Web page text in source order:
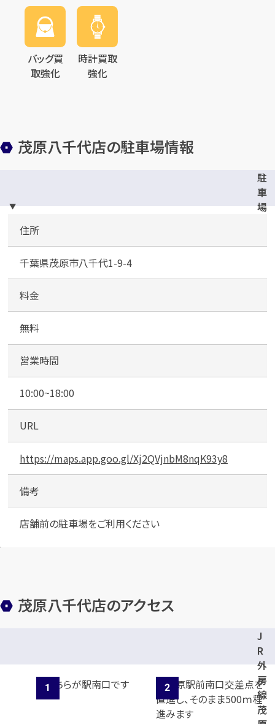
バッグ買
取強化
時計買取
強化
茂原八千代店の駐車場情報
駐
車
場
住所
千葉県茂原市八千代1-9-4
料金
無料
営業時間
10:00~18:00
URL
https://maps.app.goo.gl/Xj2QVjnbM8nqK93y8
備考
店舗前の駐車場をご利用ください
茂原八千代店のアクセス
J
R
外
房
線
茂